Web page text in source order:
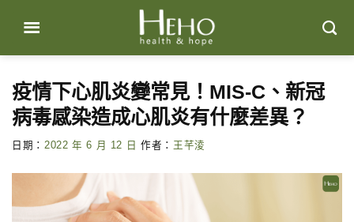
content
疫情下心肌炎變常見！MIS-C、新冠
病毒感染造成心肌炎有什麼差異？
日期： 2022 年 6 月 12 日 作者： 王芊淩